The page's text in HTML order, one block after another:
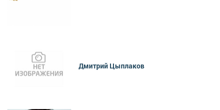
Дмитрий Цыплаков